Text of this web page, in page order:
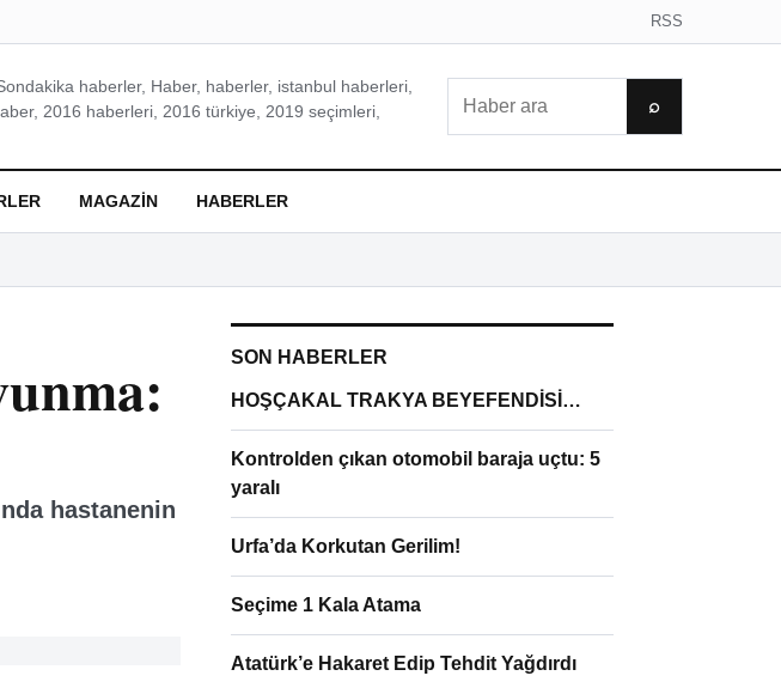
RSS
haberler, Haber, haberler, istanbul haberleri,
2016 haberleri, 2016 türkiye, 2019 seçimleri,
⌕
MAGAZIN HABERLER
hastanenin
SON HABERLER
HOŞÇAKAL TRAKYA BEYEFENDİSİ…
Kontrolden çıkan otomobil baraja uçtu: 5
yaralı
Urfa’da Korkutan Gerilim!
Seçime 1 Kala Atama
Atatürk’e Hakaret Edip Tehdit Yağdırdı